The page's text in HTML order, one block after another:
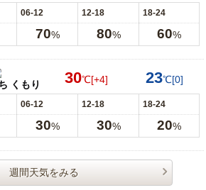
06-12 12-18 18-24
70% 80% 60%
くもり 30℃[+4] 23℃[0]
06-12 12-18 18-24
30% 30% 20%
週間天気をみる